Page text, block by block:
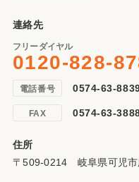
連絡先
フリーダイヤル
0120-828-
電話番号 0574-63-
FAX 0574-63-
住所
〒509-0214 岐阜県可児市